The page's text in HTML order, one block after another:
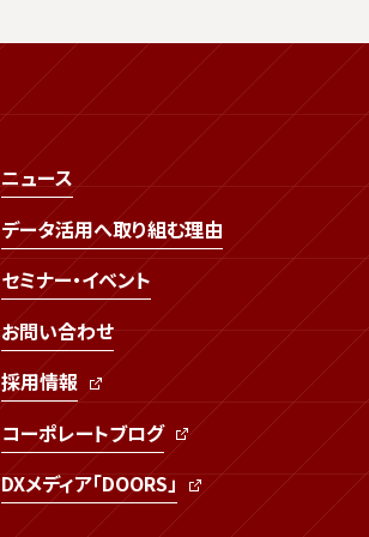
ニュース
データ活用へ取り組む理由
セミナー・イベント
お問い合わせ
採用情報
コーポレートブログ
DXメディア「DOORS」